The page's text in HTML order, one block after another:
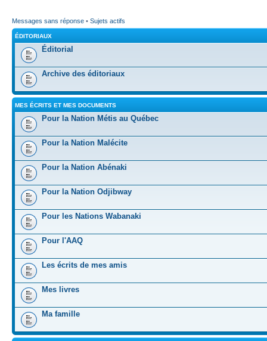
Messages sans réponse • Sujets actifs
ÉDITORIAUX
Éditorial
Archive des éditoriaux
MES ÉCRITS ET MES DOCUMENTS
Pour la Nation Métis au Québec
Pour la Nation Malécite
Pour la Nation Abénaki
Pour la Nation Odjibway
Pour les Nations Wabanaki
Pour l'AAQ
Les écrits de mes amis
Mes livres
Ma famille